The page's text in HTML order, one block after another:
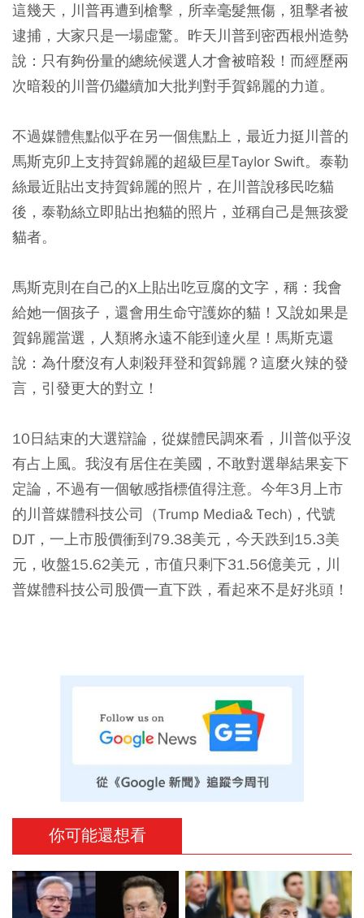
這幾天，川普再遭到槍擊，所幸毫髮無傷，狙擊者被
逮捕，大家只是一場虛驚。昨天川普到密西根州造勢
說：只有夠份量的總統候選人才會被暗殺！而經歷兩
次暗殺的川普仍繼續加大批判對手賀錦麗的力道。
不過媒體焦點似乎在另一個焦點上，最近力挺川普的
馬斯克卯上支持賀錦麗的超級巨星Taylor Swift。泰勒
絲最近貼出支持賀錦麗的照片，在川普說移民吃貓
後，泰勒絲立即貼出抱貓的照片，並稱自己是無孩愛
貓者。
馬斯克則在自己的X上貼出吃豆腐的文字，稱：我會
給她一個孩子，還會用生命守護妳的貓！又說如果是
賀錦麗當選，人類將永遠不能到達火星！馬斯克還
說：為什麼沒有人刺殺拜登和賀錦麗？這麼火辣的發
言，引發更大的對立！
10日結束的大選辯論，從媒體民調來看，川普似乎沒
有占上風。我沒有居住在美國，不敢對選舉結果妄下
定論，不過有一個敏感指標值得注意。今年3月上市
的川普媒體科技公司（Trump Media& Tech)，代號
DJT，一上市股價衝到79.38美元，今天跌到15.3美
元，收盤15.62美元，市值只剩下31.56億美元，川
普媒體科技公司股價一直下跌，看起來不是好兆頭！
你可能還想看